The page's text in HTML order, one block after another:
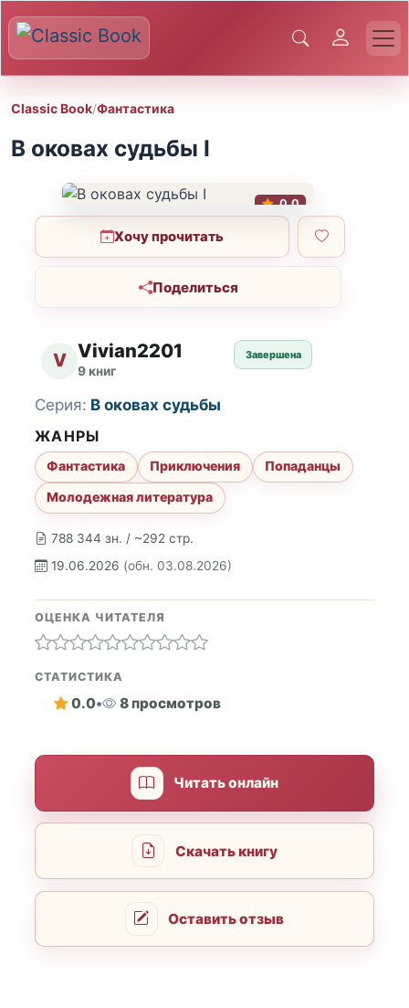
Classic Book/Фантастика
В оковах судьбы I
0.0
Хочу прочитать
Поделиться
V Vivian2201
9 книг
Завершена
788 344 зн. / ~292 стр.
19.06.2026 (обн. 03.08.2026)
Серия: В оковах судьбы
ЖАНРЫ
Фантастика Приключения
Попаданцы
Молодежная литература
ОЦЕНКА ЧИТАТЕЛЯ
СТАТИСТИКА
0.0• 8 просмотров
Читать онлайн
Скачать книгу
Оставить отзыв